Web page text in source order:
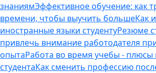
знаниямЭффективное обучение: как
времени, чтобы выучить большеКак
иностранные языки студентуРезюме
привлечь внимание работодателя
опытаРабота во время учебы - плюсы
студентаКак сменить профессию